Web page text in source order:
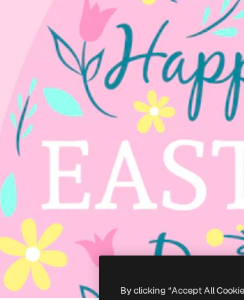
By clicking “Accept All